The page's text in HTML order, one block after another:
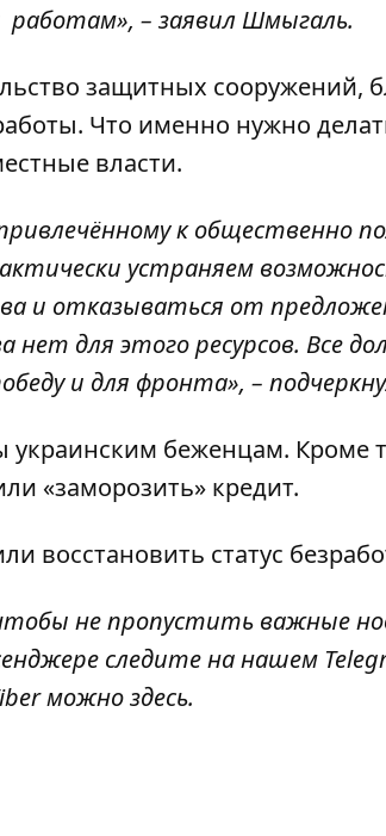
– заявил Шмыгаль.
защитных сооружений,
Что именно нужно
власти.
к общественно
устраняем
и отказываться от
нет для этого ресурсов. Все
и для фронта», –
украинским беженцам. Кроме
«заморозить» кредит.
восстановить статус
не пропустить важные
следите на нашем
можноздесь.